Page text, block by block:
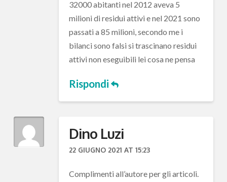
32000 abitanti nel 2012 aveva 5
milioni di residui attivi e nel 2021 sono
passati a 85 milioni, secondo me i
bilanci sono falsi si trascinano residui
attivi non eseguibili lei cosa ne pensa
Rispondi
Dino Luzi
22 GIUGNO 2021 AT 15:23
Complimenti all’autore per gli articoli.